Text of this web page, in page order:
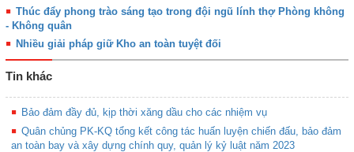
Thúc đẩy phong trào sáng tạo trong đội ngũ lính thợ Phòng không
- Không quân
Nhiều giải pháp giữ Kho an toàn tuyệt đối
Tin khác
Bảo đảm đầy đủ, kịp thời xăng dầu cho các nhiệm vụ
Quân chủng PK-KQ tổng kết công tác huấn luyện chiến đấu, bảo đảm
an toàn bay và xây dựng chính quy, quản lý kỷ luật năm 2023